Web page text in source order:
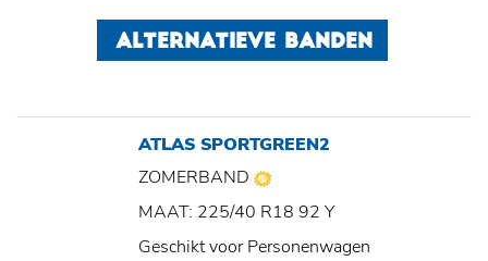
ALTERNATIEVE BANDEN
ATLAS SPORTGREEN2
ZOMERBAND
MAAT: 225/40 R18 92 Y
Geschikt voor Personenwagen